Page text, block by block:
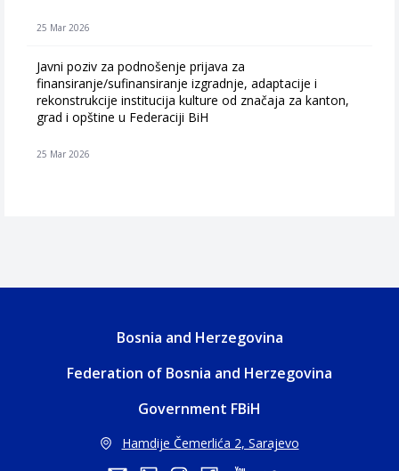
25 Mar 2026
Javni poziv za podnošenje prijava za
finansiranje/sufinansiranje izgradnje, adaptacije i
rekonstrukcije institucija kulture od značaja za kanton,
grad i opštine u Federaciji BiH
25 Mar 2026
Bosnia and Herzegovina
Federation of Bosnia and Herzegovina
Government FBiH
Hamdije Čemerlića 2, Sarajevo